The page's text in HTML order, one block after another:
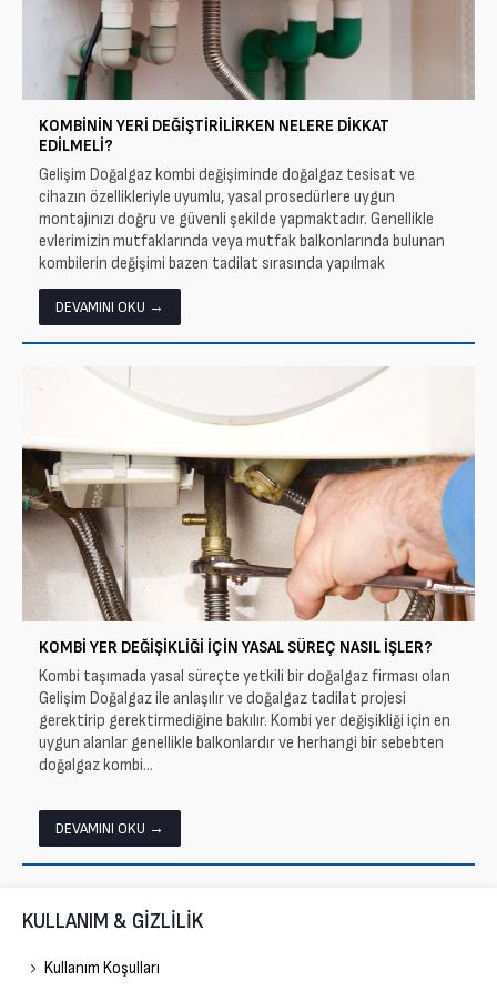
KOMBININ YERI DEĞIŞTIRILIRKEN NELERE DIKKAT
EDILMELI?
Gelişim Doğalgaz kombi değişiminde doğalgaz tesisat ve
cihazın özellikleriyle uyumlu, yasal prosedürlere uygun
montajınızı doğru ve güvenli şekilde yapmaktadır. Genellikle
evlerimizin mutfaklarında veya mutfak balkonlarında bulunan
kombilerin değişimi bazen tadilat sırasında yapılmak
istenmektedir. Gelişim Doğalgaz...
DEVAMINI OKU →
KOMBI YER DEĞIŞIKLIĞI İÇIN YASAL SÜREÇ NASIL İŞLER?
Kombi taşımada yasal süreçte yetkili bir doğalgaz firması olan
Gelişim Doğalgaz ile anlaşılır ve doğalgaz tadilat projesi
gerektirip gerektirmediğine bakılır. Kombi yer değişikliği için en
uygun alanlar genellikle balkonlardır ve herhangi bir sebebten
doğalgaz kombi...
DEVAMINI OKU →
KULLANIM & GİZLİLİK
Kullanım Koşulları